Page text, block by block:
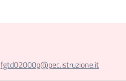
fgtd02000p@pec.istruzione.it